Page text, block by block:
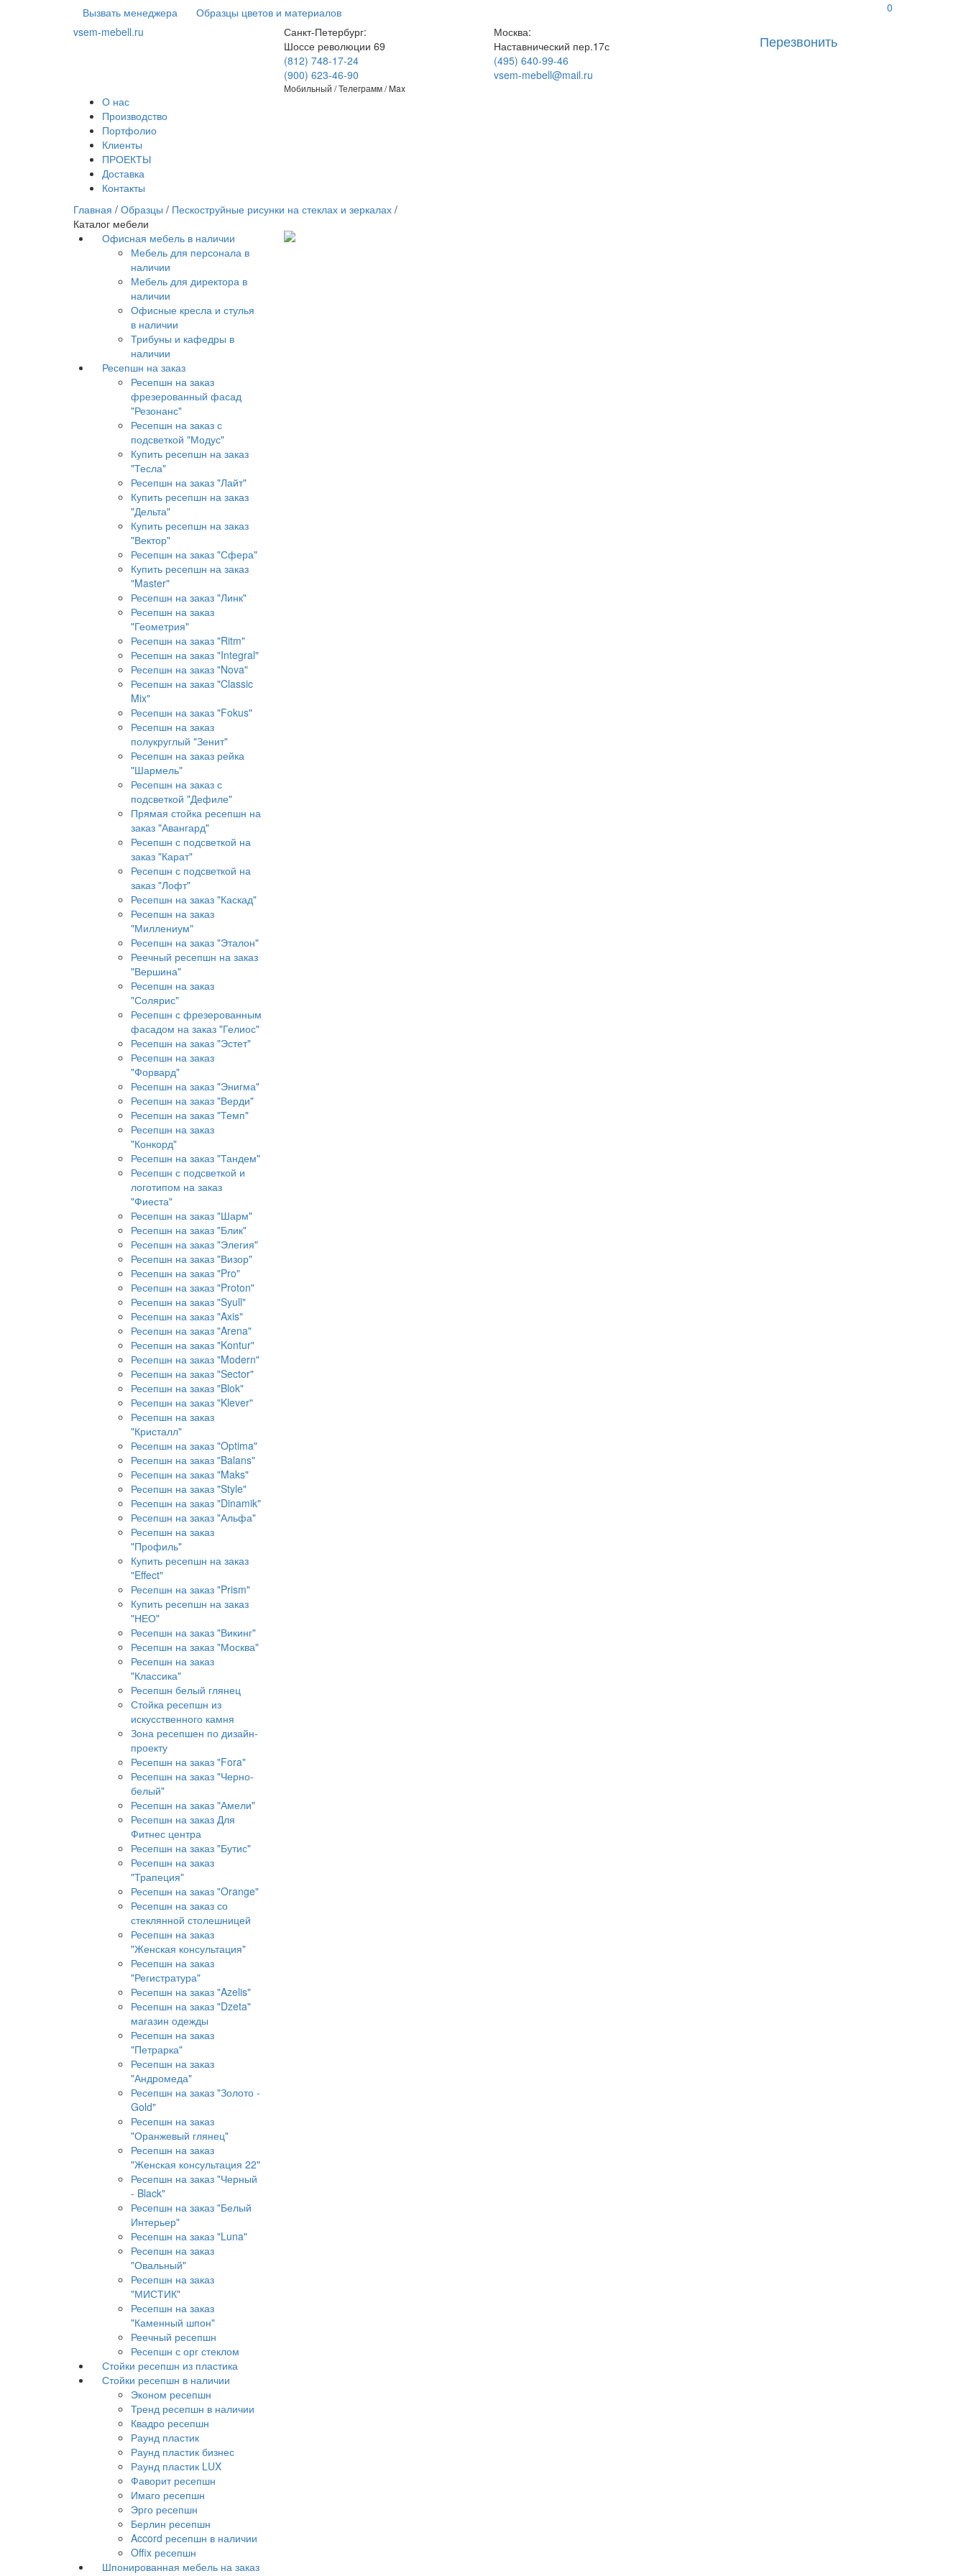
Вызвать менеджера Образцы цветов и материалов
0
vsem-mebell.ru
Санкт-Петербург:
Шоссе революции 69
(812) 748-17-24
(900) 623-46-90
Мобильный / Телеграмм / Max
Москва:
Наставнический пер.17с
(495) 640-99-46
vsem-mebell@mail.ru
Перезвонить
О нас
Производство
Портфолио
Клиенты
ПРОЕКТЫ
Доставка
Контакты
Главная / Образцы / Пескоструйные рисунки на стеклах и зеркалах /
Каталог мебели
Офисная мебель в наличии
Мебель для персонала в
наличии
Мебель для директора в
наличии
Офисные кресла и стулья
в наличии
Трибуны и кафедры в
наличии
Ресепшн на заказ
Ресепшн на заказ
фрезерованный фасад
"Резонанс"
Ресепшн на заказ с
подсветкой "Модус"
Купить ресепшн на заказ
"Тесла"
Ресепшн на заказ "Лайт"
Купить ресепшн на заказ
"Дельта"
Купить ресепшн на заказ
"Вектор"
Ресепшн на заказ "Сфера"
Купить ресепшн на заказ
"Master"
Ресепшн на заказ "Линк"
Ресепшн на заказ
"Геометрия"
Ресепшн на заказ "Ritm"
Ресепшн на заказ "Integral"
Ресепшн на заказ "Nova"
Ресепшн на заказ "Classic
Mix"
Ресепшн на заказ "Fokus"
Ресепшн на заказ
полукруглый "Зенит"
Ресепшн на заказ рейка
"Шармель"
Ресепшн на заказ с
подсветкой "Дефиле"
Прямая стойка ресепшн на
заказ "Авангард"
Ресепшн с подсветкой на
заказ "Карат"
Ресепшн с подсветкой на
заказ "Лофт"
Ресепшн на заказ "Каскад"
Ресепшн на заказ
"Миллениум"
Ресепшн на заказ "Эталон"
Реечный ресепшн на заказ
"Вершина"
Ресепшн на заказ
"Солярис"
Ресепшн с фрезерованным
фасадом на заказ "Гелиос"
Ресепшн на заказ "Эстет"
Ресепшн на заказ
"Форвард"
Ресепшн на заказ "Энигма"
Ресепшн на заказ "Верди"
Ресепшн на заказ "Темп"
Ресепшн на заказ
"Конкорд"
Ресепшн на заказ "Тандем"
Ресепшн с подсветкой и
логотипом на заказ
"Фиеста"
Ресепшн на заказ "Шарм"
Ресепшн на заказ "Блик"
Ресепшн на заказ "Элегия"
Ресепшн на заказ "Визор"
Ресепшн на заказ "Pro"
Ресепшн на заказ "Proton"
Ресепшн на заказ "Syull"
Ресепшн на заказ "Axis"
Ресепшн на заказ "Arena"
Ресепшн на заказ "Kontur"
Ресепшн на заказ "Modern"
Ресепшн на заказ "Sector"
Ресепшн на заказ "Blok"
Ресепшн на заказ "Klever"
Ресепшн на заказ
"Кристалл"
Ресепшн на заказ "Optima"
Ресепшн на заказ "Balans"
Ресепшн на заказ "Maks"
Ресепшн на заказ "Style"
Ресепшн на заказ "Dinamik"
Ресепшн на заказ "Альфа"
Ресепшн на заказ
"Профиль"
Купить ресепшн на заказ
"Effect"
Ресепшн на заказ "Prism"
Купить ресепшн на заказ
"НЕО"
Ресепшн на заказ "Викинг"
Ресепшн на заказ "Москва"
Ресепшн на заказ
"Классика"
Ресепшн белый глянец
Стойка ресепшн из
искусственного камня
Зона ресепшен по дизайн-
проекту
Ресепшн на заказ "Fora"
Ресепшн на заказ "Черно-
белый"
Ресепшн на заказ "Амели"
Ресепшн на заказ Для
Фитнес центра
Ресепшн на заказ "Бутис"
Ресепшн на заказ
"Трапеция"
Ресепшн на заказ "Orange"
Ресепшн на заказ со
стеклянной столешницей
Ресепшн на заказ
"Женская консультация"
Ресепшн на заказ
"Регистратура"
Ресепшн на заказ "Azelis"
Ресепшн на заказ "Dzeta"
магазин одежды
Ресепшн на заказ
"Петрарка"
Ресепшн на заказ
"Андромеда"
Ресепшн на заказ "Золото -
Gold"
Ресепшн на заказ
"Оранжевый глянец"
Ресепшн на заказ
"Женская консультация 22"
Ресепшн на заказ "Черный
- Black"
Ресепшн на заказ "Белый
Интерьер"
Ресепшн на заказ "Luna"
Ресепшн на заказ
"Овальный"
Ресепшн на заказ
"МИСТИК"
Ресепшн на заказ
"Каменный шпон"
Реечный ресепшн
Ресепшн с орг стеклом
Стойки ресепшн из пластика
Стойки ресепшн в наличии
Эконом ресепшн
Тренд ресепшн в наличии
Квадро ресепшн
Раунд пластик
Раунд пластик бизнес
Раунд пластик LUX
Фаворит ресепшн
Имаго ресепшн
Эрго ресепшн
Берлин ресепшн
Accord ресепшн в наличии
Offix ресепшн
Шпонированная мебель на заказ